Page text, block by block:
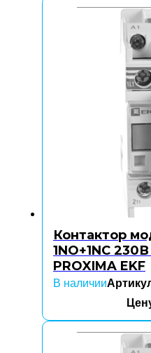
Контактор
1NO+1NC
PROXIMA EKF
В наличии